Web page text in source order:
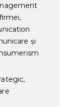
și